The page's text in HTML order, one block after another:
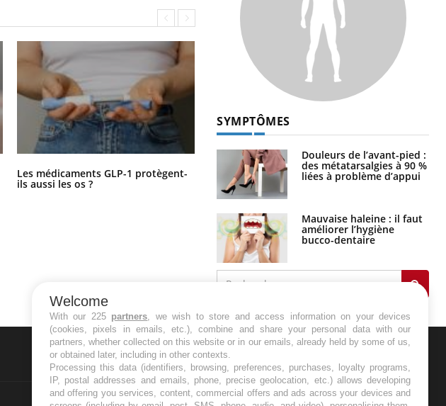
Les médicaments GLP-1 protègent-
ils aussi les os ?
Cytomégalovirus : ce qui change
dans la prise en charge des femmes
enceintes
SYMPTÔMES
Douleurs de l’avant-pied :
des métatarsalgies à 90 %
liées à problème d’appui
Mauvaise haleine : il faut
améliorer l’hygiène
bucco-dentaire
NEWSLETTER
Recevez toutes les semaines les meilleures
Welcome
With our 225 partners, we wish to store and access information on your devices
(cookies, pixels in emails, etc.), combine and share your personal data with our
partners, whether collected on this website or in our emails, already held by some of us,
or obtained later, including in other contexts.
Processing this data (identifiers, browsing, preferences, purchases, loyalty programs,
IP, postal addresses and emails, phone, precise geolocation, etc.) allows developing
and offering you services, content, commercial offers and ads across your devices and